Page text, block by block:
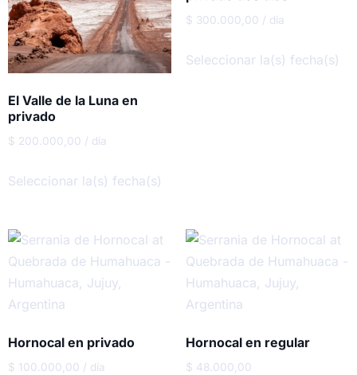
El Valle de la Luna en
privado
$ 200.000,00 / día
Seleccionar la(s) fecha(s)
$ 300.000,00 / día
Seleccionar la(s) fecha(s)
Hornocal en privado
$ 100.000,00 / día
Hornocal en regular
$ 48.000,00